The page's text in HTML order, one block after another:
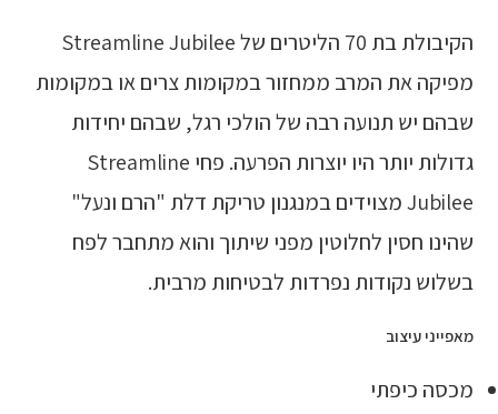
הקיבולת בת 70 הליטרים של Streamline Jubilee
מפיקה את המרב ממחזור במקומות צרים או במקומות
שבהם יש תנועה רבה של הולכי רגל, שבהם יחידות
גדולות יותר היו יוצרות הפרעה. פחי Streamline
Jubilee מצוידים במנגנון טריקת דלת "הרם ונעל"
שהינו חסין לחלוטין מפני שיתוך והוא מתחבר לפח
בשלוש נקודות נפרדות לבטיחות מרבית.
מאפייני עיצוב
מכסה כיפתי